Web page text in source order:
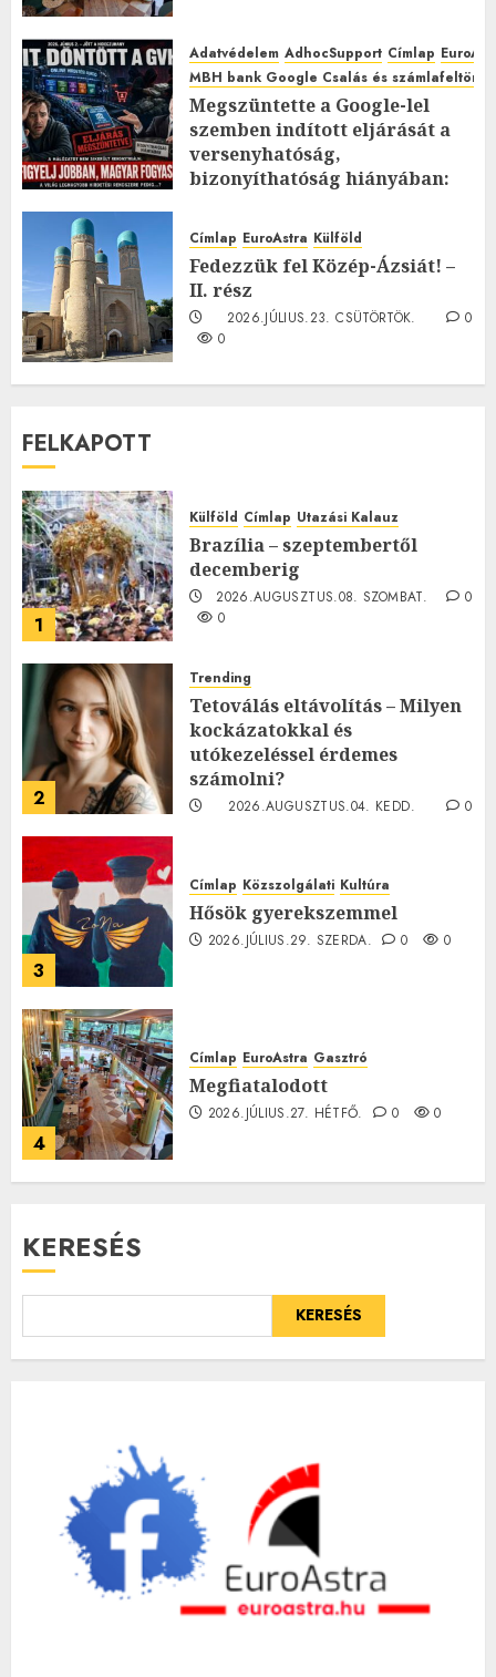
Adatvédelem AdhocSupport Címlap
MBH bank Google Csalás és
Megszüntette a Google-lel
szemben indított eljárását a
versenyhatóság,
bizonyíthatóság hiányában:
2026.JÚLIUS.23. CSÜTÖRTÖK.
0
Címlap EuroAstra Külföld
Fedezzük fel Közép-Ázsiát! –
II. rész
2026.JÚLIUS.23. CSÜTÖRTÖK.
0
0
FELKAPOTT
1
Külföld Címlap Utazási Kalauz
Brazília – szeptembertől
decemberig
2026.AUGUSZTUS.08. SZOMBAT.
0
0
2
Trending
Tetoválás eltávolítás – Milyen
kockázatokkal és
utókezeléssel érdemes
számolni?
2026.AUGUSZTUS.04. KEDD.
0
3
Címlap Közszolgálati Kultúra
Hősök gyerekszemmel
2026.JÚLIUS.29. SZERDA. 0 0
4
Címlap EuroAstra Gasztró
Megfiatalodott
2026.JÚLIUS.27. HÉTFŐ. 0 0
KERESÉS
KERESÉS